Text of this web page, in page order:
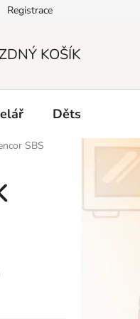
Registrace
KOŠÍK
Dětské zboží
SBS